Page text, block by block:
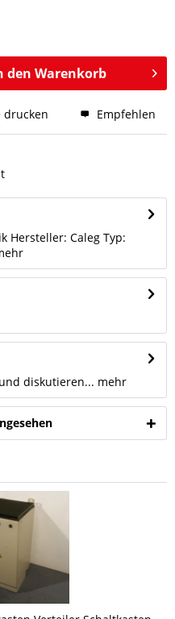
den Warenkorb
drucken Empfehlen
Hersteller: Caleg Typ:
diskutieren... mehr